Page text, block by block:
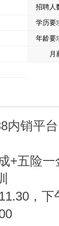
招聘人
学历要
年龄要
月
内销平
+五险
，